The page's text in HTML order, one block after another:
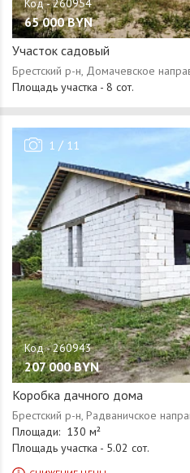
65 000 BYN
Участок садовый
1 / 11
207 000 BYN
Коробка дачного дома